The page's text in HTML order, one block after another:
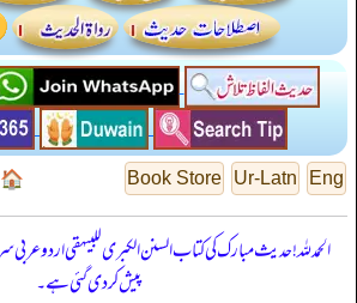
Eng
Ur-Latn
Book Store
🏠
الحمدللہ! حدیث مبارک کی کتاب السنن الكبرى للبيهقي اردو
پیش کر دی گئی ہے۔